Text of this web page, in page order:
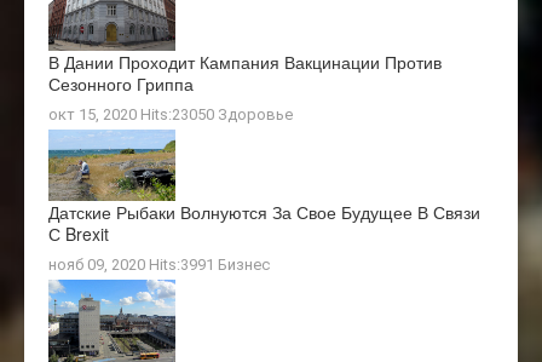
В Дании Проходит Кампания Вакцинации Против
Сезонного Гриппа
окт 15, 2020 Hits:23050 Здоровье
Датские Рыбаки Волнуются За Свое Будущее В Связи
С Brexit
нояб 09, 2020 Hits:3991 Бизнес